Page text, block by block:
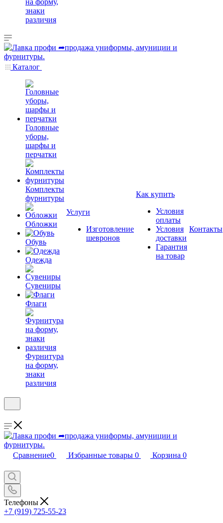
на форму,
знаки
различия
Каталог
Головные
уборы,
шарфы и
перчатки
Комплекты
фурнитуры
Обложки
Обувь
Одежда
Сувениры
Флаги
Фурнитура
на форму,
знаки
различия
Услуги
Изготовление
шевронов
Как купить
Условия
оплаты
Условия
доставки
Гарантия
на товар
Контакты
Сравнение0 Избранные товары 0 Корзина 0
Телефоны
+7 (919) 725-55-23